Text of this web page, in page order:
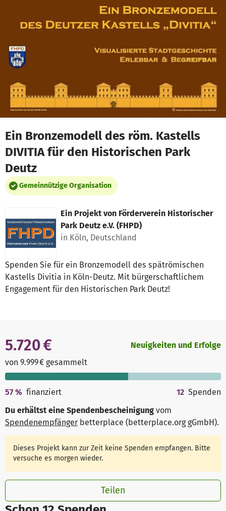
Erklärung zur Barrierefreiheit anzeigen
Ein Bronzemodell des röm. Kastells
DIVITIA für den Historischen Park
Deutz
Gemeinnützige Organisation
Ein Projekt von Förderverein Historischer
Park Deutz e.V. (FHPD)
in Köln, Deutschland
Spenden Sie für ein Bronzemodell des spätrömischen
Kastells Divitia in Köln-Deutz. Mit bürgerschaftlichem
Engagement für den Historischen Park Deutz!
5.720 €
von 9.999 € gesammelt
Neuigkeiten und Erfolge
57% finanziert 12 Spenden
Du erhältst eine Spendenbescheinigung vom
Spendenempfänger betterplace (betterplace.org gGmbH).
Dieses Projekt kann zur Zeit keine Spenden empfangen. Bitte
versuche es morgen wieder.
Teilen